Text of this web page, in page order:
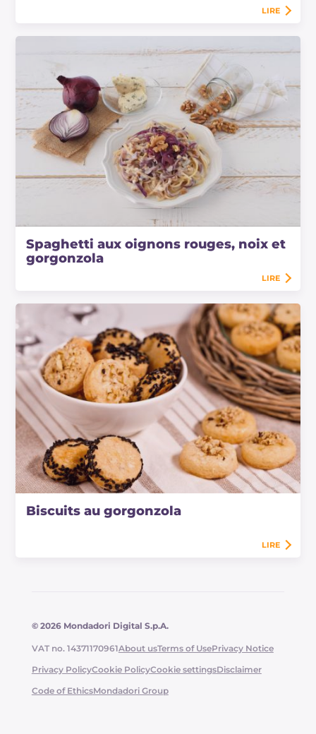
LIRE
Spaghetti aux oignons rouges, noix et
gorgonzola
LIRE
Biscuits au gorgonzola
LIRE
© 2026 Mondadori Digital S.p.A.
VAT no. 14371170961About usTerms of UsePrivacy Notice
Privacy PolicyCookie PolicyCookie settingsDisclaimer
Code of EthicsMondadori Group